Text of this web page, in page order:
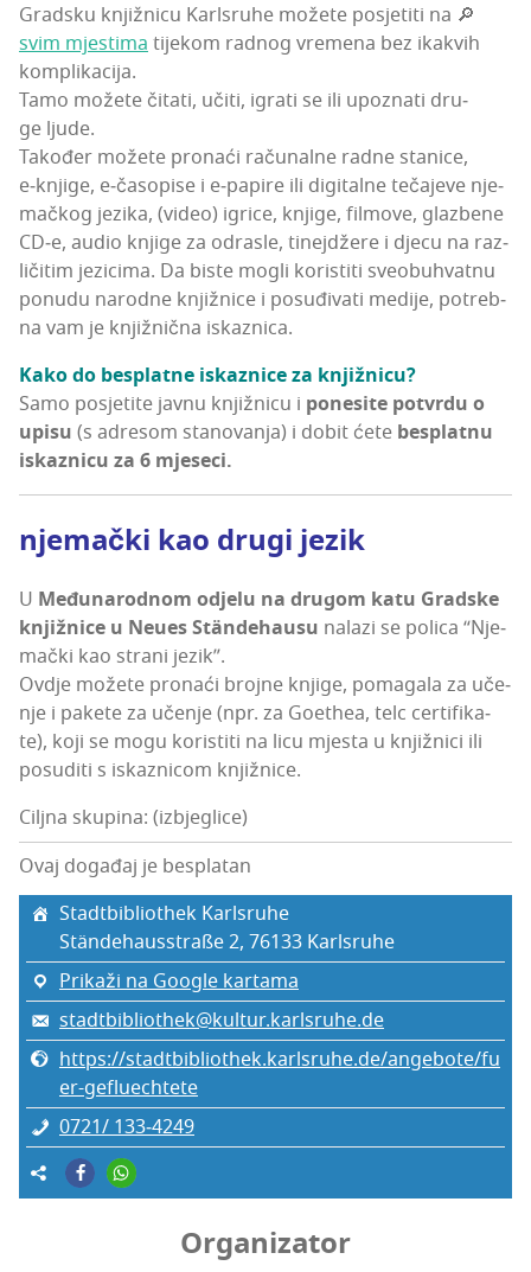
Grad­sku knjiž­ni­cu Kar­l­sru­he može­te posje­ti­ti na 🔎
svim mjes­ti­matije­kom rad­nog vre­me­na bez ikak­vih
komplikacija.
Tamo može­te čita­ti, uči­ti, igra­ti se ili upoz­na­ti dru­
ge ljude.
Tako­đer može­te pro­na­ći raču­nal­ne rad­ne sta­ni­ce,
e‑knjige, e‑časopise i e‑papire ili digi­tal­ne teča­je­ve nje­
mač­kog jezi­ka, (video) igri­ce, knji­ge, fil­mo­ve, glaz­be­ne
CD‑e, audio knji­ge za odras­le, tinej­dže­re i dje­cu na raz­
li­či­tim jezi­ci­ma. Da bis­te mogli koris­ti­ti sve­obu­hvat­nu
ponu­du narod­ne knjiž­ni­ce i posu­đi­va­ti ​​medi­je, potreb­
na vam je knjiž­nič­na iskaznica.
Kako do bes­plat­ne iskaz­ni­ce za knjižnicu?
Samo posje­ti­te jav­nu knjiž­ni­cu i pone­si­te pot­vr­du o
upi­su (s adre­som sta­no­va­nja) i dobit ćete bes­plat­nu
iskaz­ni­cu za 6 mjeseci.
nje­mač­ki kao dru­gi jezik
U Među­na­rod­nom odje­lu na dru­gom katu Grad­ske
knjiž­ni­ce u Neues Stän­de­ha­usu nala­zi se poli­ca “Nje­
mač­ki kao stra­ni jezik”.
Ovdje može­te pro­na­ći broj­ne knji­ge, poma­ga­la za uče­
nje i pake­te za uče­nje (npr. za Goet­hea, telc cer­ti­fi­ka­
te), koji se mogu koris­ti­ti na licu mjes­ta u knjiž­ni­ci ili
posu­di­ti s iskaz­ni­com knjižnice.
Ciljna skupina: (izbjeglice)
Ovaj događaj je besplatan
Stad­t­bi­bli­ot­hek Karlsruhe
Stän­de­ha­uss­traße 2, 76133 Kar­l­sru­he
Prikaži na Google kartama
stadtbibliothek@kultur.karlsruhe.de
https://stadtbibliothek.karlsruhe.de/angebote/fu
er-gefluechtete
0721/ 133‑4249
Organizator